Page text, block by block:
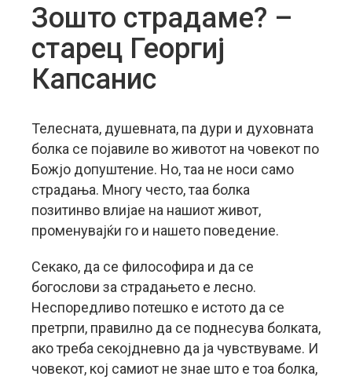
Зошто страдаме? –
старец Георгиј
Капсанис
Телесната, душевната, па дури и духовната
болка се појавиле во животот на човекот по
Божјо допуштение. Но, таа не носи само
страдања. Многу често, таа болка
позитинво влијае на нашиот живот,
променувајќи го и нашето поведение.
Секако, да се философира и да се
богослови за страдањето е лесно.
Неспоредливо потешко е истото да се
претрпи, правилно да се поднесува болката,
ако треба секојдневно да ја чувствуваме. И
човекот, кој самиот не знае што е тоа болка,